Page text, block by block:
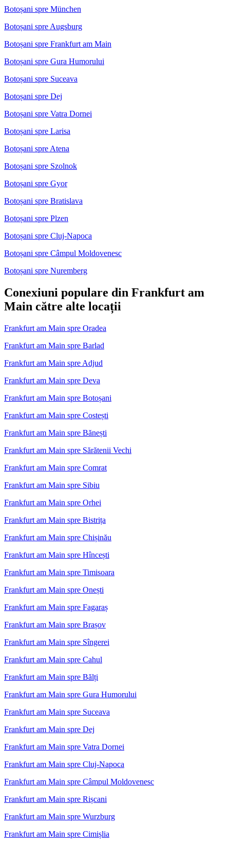
Botoșani spre München
Botoșani spre Augsburg
Botoșani spre Frankfurt am Main
Botoșani spre Gura Humorului
Botoșani spre Suceava
Botoșani spre Dej
Botoșani spre Vatra Dornei
Botoșani spre Larisa
Botoșani spre Atena
Botoșani spre Szolnok
Botoșani spre Gyor
Botoșani spre Bratislava
Botoșani spre Plzen
Botoșani spre Cluj-Napoca
Botoșani spre Câmpul Moldovenesc
Botoșani spre Nuremberg
Conexiuni populare din Frankfurt am
Main către alte locații
Frankfurt am Main spre Oradea
Frankfurt am Main spre Barlad
Frankfurt am Main spre Adjud
Frankfurt am Main spre Deva
Frankfurt am Main spre Botoșani
Frankfurt am Main spre Costești
Frankfurt am Main spre Bănești
Frankfurt am Main spre Sărătenii Vechi
Frankfurt am Main spre Comrat
Frankfurt am Main spre Sibiu
Frankfurt am Main spre Orhei
Frankfurt am Main spre Bistrița
Frankfurt am Main spre Chișinău
Frankfurt am Main spre Hîncești
Frankfurt am Main spre Timisoara
Frankfurt am Main spre Onești
Frankfurt am Main spre Fagaraș
Frankfurt am Main spre Brașov
Frankfurt am Main spre Sîngerei
Frankfurt am Main spre Cahul
Frankfurt am Main spre Bălți
Frankfurt am Main spre Gura Humorului
Frankfurt am Main spre Suceava
Frankfurt am Main spre Dej
Frankfurt am Main spre Vatra Dornei
Frankfurt am Main spre Cluj-Napoca
Frankfurt am Main spre Câmpul Moldovenesc
Frankfurt am Main spre Rișcani
Frankfurt am Main spre Wurzburg
Frankfurt am Main spre Cimișlia